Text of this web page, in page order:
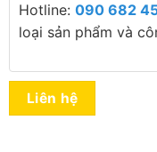
Hotline: 090 682
loại sản phẩm và
Liên hệ